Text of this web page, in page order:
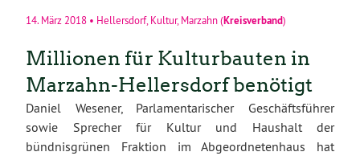
14. März 2018 • Hellersdorf, Kultur, Marzahn(Kreisverband)
Millionen für Kulturbauten in
Marzahn-Hellersdorf benötigt
Daniel Wesener, Parlamentarischer Geschäftsführer
sowie Sprecher für Kultur und Haushalt der
bündnisgrünen Fraktion im Abgeordnetenhaus hat